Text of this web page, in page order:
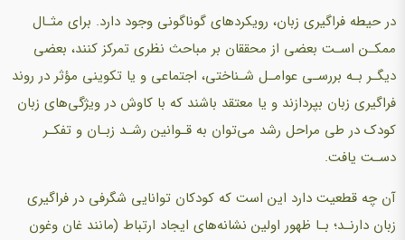
در حیطه فراگیری زبان، رویکردهای گوناگونی وجود دارد. برای مثـال
ممکـن اسـت بعضی از محققان بر مباحث نظری تمرکز کنند، بعضی
دیگـر بـه بررسـی عوامـل شـناختی، اجتماعی و یا تکوینی مؤثر در روند
فراگیری زبان بپردازند و یا معتقد باشند که با کاوش در ویژگی‌های زبان
کودک در طی مراحل رشد می‌توان به قـوانین رشـد زبـان و تفکـر
دسـت یافت.
آن چه قطعیت دارد این است که کودکان توانایی شگرفی در فراگیری
زبان دارنـد؛ بـا ظهور اولین نشانه‌های ایجاد ارتباط (مانند غان وغون